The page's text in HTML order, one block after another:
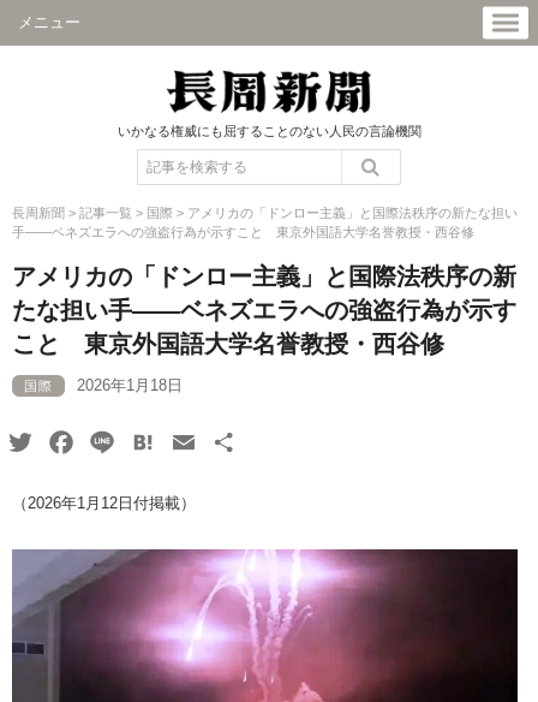
メニュー
いかなる権威にも屈することのない人民の言論機関
長周新聞 > 記事一覧 > 国際 > アメリカの「ドンロー主義」と国際法秩序の新たな担い
手――ベネズエラへの強盗行為が示すこと 東京外国語大学名誉教授・西谷修
アメリカの「ドンロー主義」と国際法秩序の新
たな担い手――ベネズエラへの強盗行為が示す
こと 東京外国語大学名誉教授・西谷修
国際 2026年1月18日
TwitterFacebook
Line HatenaEmail
（2026年1月12日付掲載）